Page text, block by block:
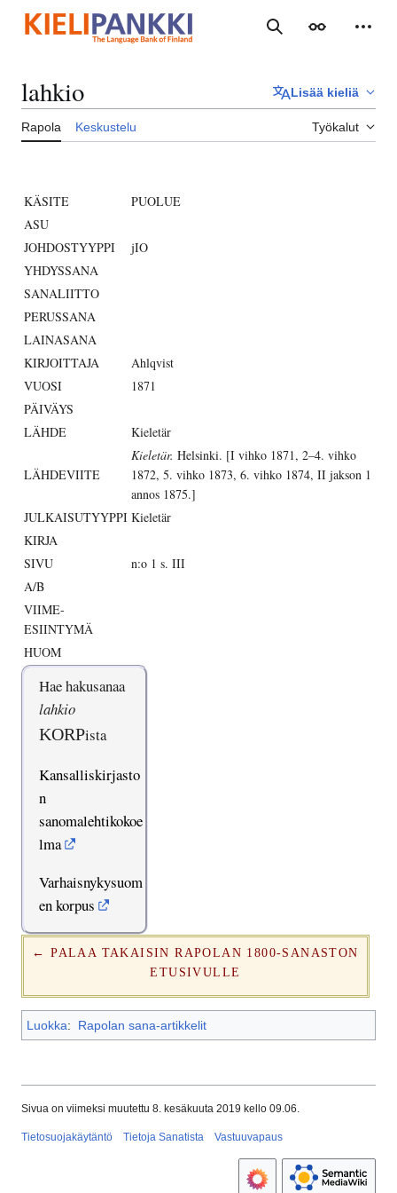
sisältöön
Haku Ulkoasu
lahkio Lisää kieliä
Rapola Keskustelu Työkalut
KÄSITE
PUOLUE
ASU
JOHDOSTYYPPI
jIO
YHDYSSANA
SANALIITTO
PERUSSANA
LAINASANA
KIRJOITTAJA
Ahlqvist
VUOSI
1871
PÄIVÄYS
LÄHDE
Kieletär
LÄHDEVIITE
Kieletär. Helsinki. [I vihko 1871, 2–4. vihko
1872, 5. vihko 1873, 6. vihko 1874, II jakson 1
annos 1875.]
JULKAISUTYYPPI Kieletär
KIRJA
SIVU
n:o 1 s. III
A/B
VIIME-
ESIINTYMÄ
HUOM
Hae hakusanaa
lahkio
KORPista
Kansalliskirjasto
n
sanomalehtikokoe
lma
Varhaisnykysuom
en korpus
← PALAA TAKAISIN RAPOLAN 1800-SANASTON
ETUSIVULLE
Luokka: Rapolan sana-artikkelit
Sivua on viimeksi muutettu 8. kesäkuuta 2019 kello 09.06.
Tietosuojakäytäntö Tietoja Sanatista Vastuuvapaus